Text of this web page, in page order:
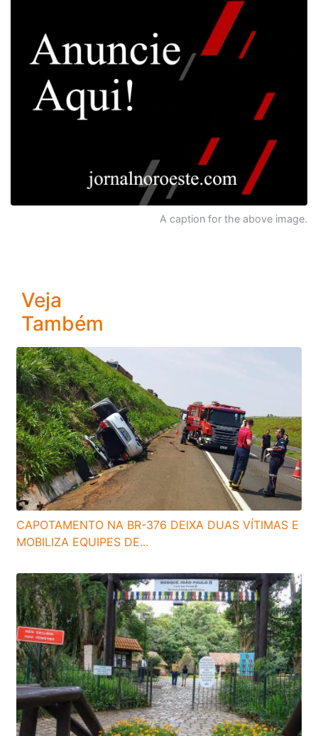
A caption for the above image.
Veja
Também
CAPOTAMENTO NA BR-376 DEIXA DUAS VÍTIMAS E
MOBILIZA EQUIPES DE...